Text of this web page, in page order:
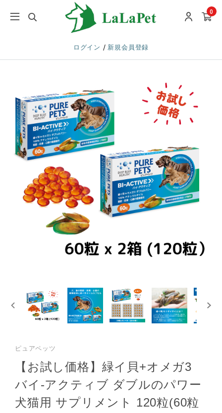
0
ログイン / 新規会員登録
ピュアペッツ
【お試し価格】緑イ貝+オメガ3
バイ-アクティブ ダブルのパワー
犬猫用 サプリメント 120粒(60粒